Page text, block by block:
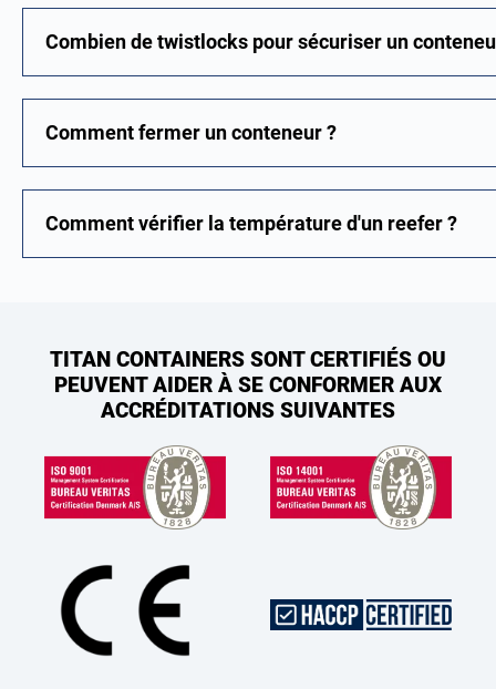
Combien de twistlocks pour sécuriser un
Comment fermer un conteneur ?
Comment vérifier la température d'un reefer ?
TITAN CONTAINERS SONT CERTIFIÉS OU
PEUVENT AIDER À SE CONFORMER AUX
ACCRÉDITATIONS SUIVANTES